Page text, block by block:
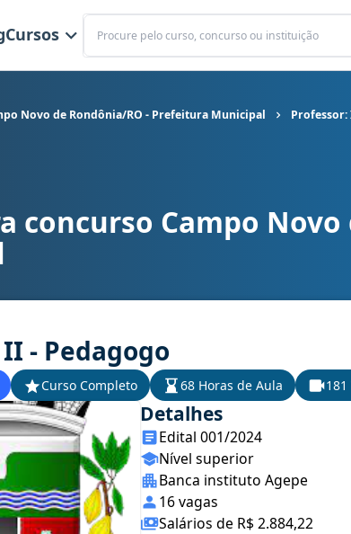
Cursos
Buscar
Novo de Rondônia/RO - Prefeitura Municipal Professor:
Novo de Rondônia/RO - Prefeitura Municipal cargo
concurso Campo
- Pedagogo
Curso Completo 68 Horas de Aula
Detalhes
Edital 001/2024
Nível superior
Banca instituto Agepe
16 vagas
Salários de R$ 2.884,22